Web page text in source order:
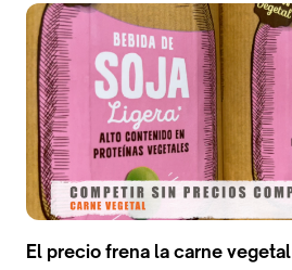
El precio frena la carne vegetal